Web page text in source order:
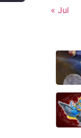
« Jul